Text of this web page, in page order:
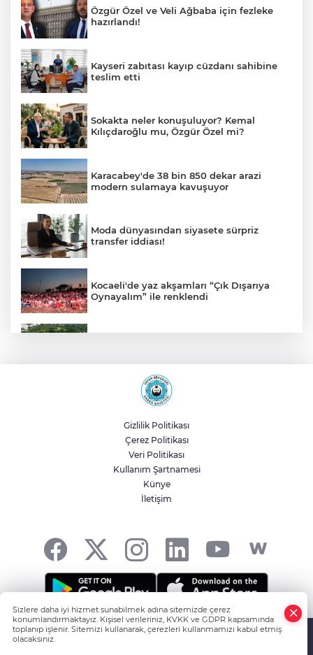
Özgür Özel ve Veli Ağbaba için fezleke
hazırlandı!
Kayseri zabıtası kayıp cüzdanı sahibine
teslim etti
Sokakta neler konuşuluyor? Kemal
Kılıçdaroğlu mu, Özgür Özel mi?
Karacabey'de 38 bin 850 dekar arazi
modern sulamaya kavuşuyor
Moda dünyasından siyasete sürpriz
transfer iddiası!
Kocaeli'de yaz akşamları “Çık Dışarıya
Oynayalım” ile renklendi
İzmir’de engelli yurttaşlar denizle
Fuar 38'de 'Neşeli Günler' nostaljisi
Kayseri Büyükşehir'den suyun
Gizlilik Politikası
Çerez Politikası
Veri Politikası
Kullanım Şartnamesi
Künye
İletişim
HABER YAZILIMIve TURKTICARET.NET projesidir Copyright© 2006-
Sizlere daha iyi hizmet sunabilmek adına sitemizde çerez
konumlandırmaktayız. Kişisel verileriniz, KVKK ve GDPR kapsamında
toplanıp işlenir. Sitemizi kullanarak, çerezleri kullanmamızı kabul etmiş
olacaksınız.